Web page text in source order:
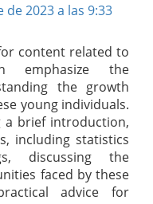
2023 a las 9:33
content related to
emphasize the
the growth
young individuals.
a brief introduction,
including statistics
discussing the
faced by these
advice for